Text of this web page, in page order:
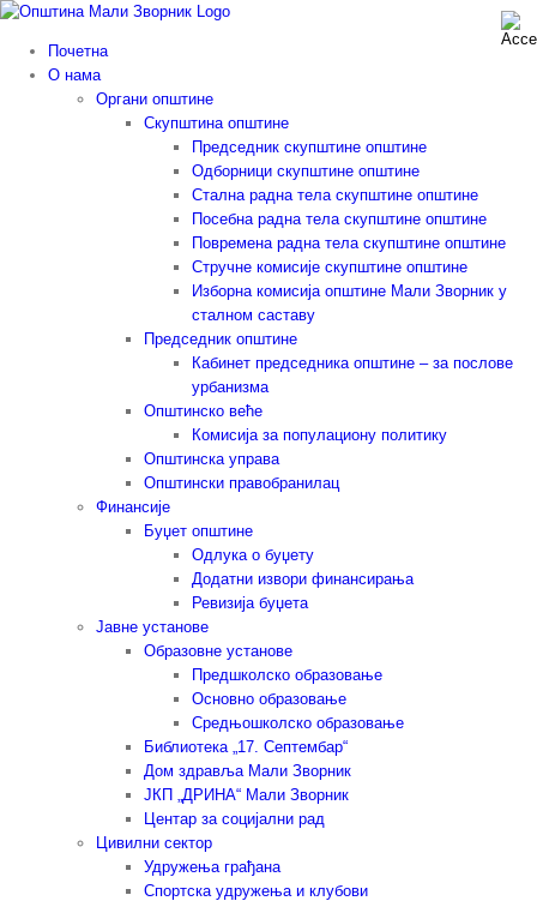
Skip
contentПочетна
О нама
Органи општине
Скупштина општине
Председник скупштине општине
Одборници скупштине општине
Стална радна тела скупштине општине
Посебна радна тела скупштине општине
Повремена радна тела скупштине општине
Стручне комисије скупштине општине
Изборна комисија општине Мали Зворник у
сталном саставу
Председник општине
Кабинет председника општине – за послове
урбанизма
Општинско веће
Комисија за популациону политику
Општинска управа
Општински правобранилац
Финансије
Буџет општине
Одлука о буџету
Додатни извори финансирања
Ревизија буџета
Јавне установе
Образовне установе
Предшколско образовање
Основно образовање
Средњошколско образовање
Библиотека „17. Септембар“
Дом здравља Мали Зворник
ЈКП „ДРИНА“ Мали Зворник
Центар за социјални рад
Цивилни сектор
Удружења грађана
Спортска удружења и клубови